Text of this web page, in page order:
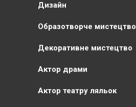
Дизайн
Образотворче мистецтво
Декоративне мистецтво
Актор драми
Актор театру ляльок